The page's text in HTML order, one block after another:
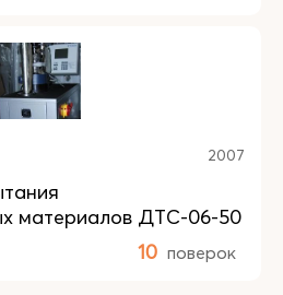
2007
материалов ДТС-06-50
10 поверок